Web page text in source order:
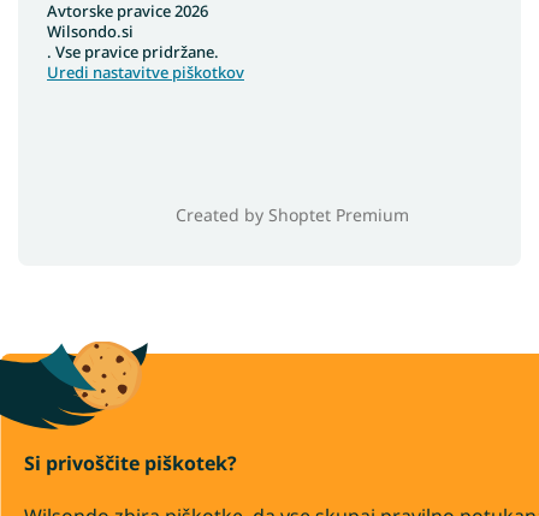
Si privoščite piškotek?
Created by Shoptet Premium
Avtorske pravice 2026
Wilsondo.si
. Vse pravice pridržane.
Uredi nastavitve piškotkov